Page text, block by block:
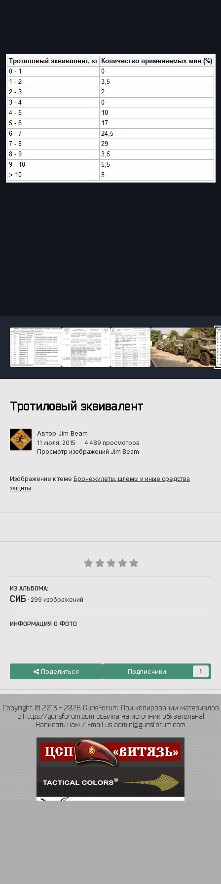
Тротиловый эквивалент
Автор Jim Beam
11 июля, 2015
4 489 просмотров
Просмотр изображений Jim Beam
Изображение к теме Бронежилеты, шлемы и иные средства
защиты
ИЗ АЛЬБОМА:
СИБ · 299 изображений
ИНФОРМАЦИЯ О ФОТО
Поделиться Подписчики 1
Copyright © 2013 - 2026 GunsForum. При копировании материалов
с https://gunsforum.com ссылка на источник обязательна!
Написать нам / Email us admin@gunsforum.com